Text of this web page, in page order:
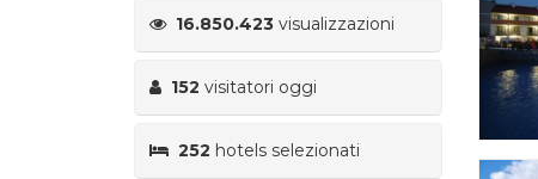
16.850.423 visualizzazioni
152 visitatori oggi
252 hotels selezionati